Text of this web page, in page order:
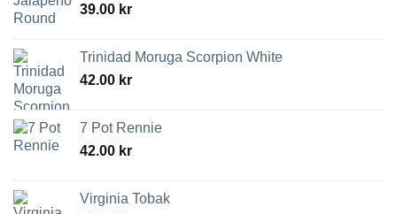
39.00 kr
Trinidad Moruga Scorpion White
42.00 kr
7 Pot Rennie
42.00 kr
Virginia Tobak